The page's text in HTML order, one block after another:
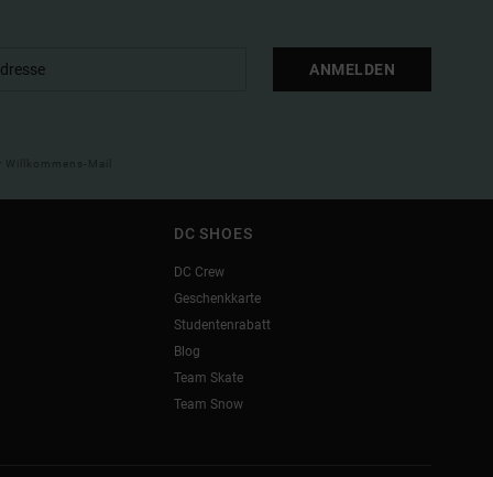
ANMELDEN
Mail
DC SHOES
DC Crew
Geschenkkarte
Studentenrabatt
Blog
Team Skate
Team Snow